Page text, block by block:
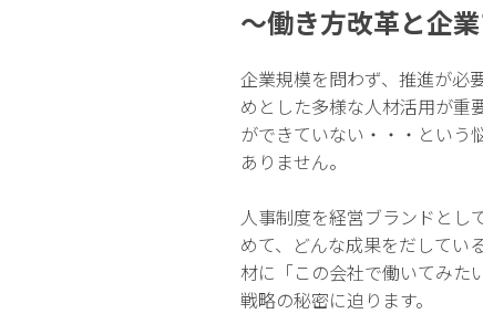
～働き方改革と企
企業規模を問わず、推進が必
めとした多様な人材活用が重
ができていない・・・という
ありません。
人事制度を経営ブランドとし
めて、どんな成果をだしてい
材に「この会社で働いてみた
戦略の秘密に迫ります。